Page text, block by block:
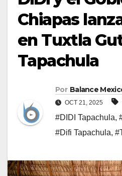
Chiapas
en Tuxtla
Tapachula
Por Balance
OCT 21, 2025
#DIDI Tapachula,
#Difi Tapachula,